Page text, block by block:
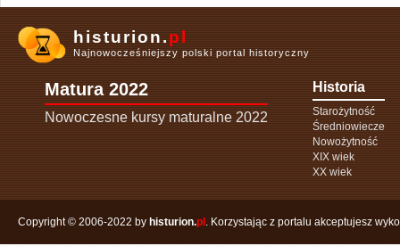
histurion.pl
Najnowocześniejszy polski portal historyczny
Matura 2022
Nowoczesne kursy maturalne 2022
Historia
Starożytność
Średniowiecze
Nowożytność
XIX wiek
XX wiek
Copyright © 2006-2022 by histurion.pl . Korzystając z portalu akceptujesz